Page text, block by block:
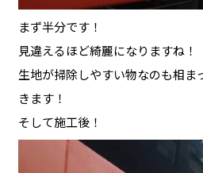
まず半分です！
見違えるほど綺麗になりますね！
生地が掃除しやすい物なのも相ま
きます！
そして施工後！